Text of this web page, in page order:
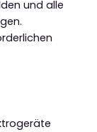
und alle